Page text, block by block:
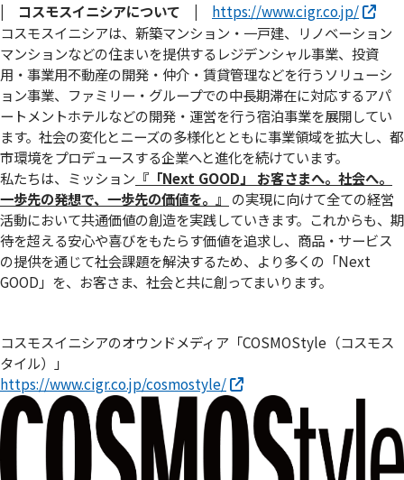
| コスモスイニシアについて |
https://www.cigr.co.jp/
コスモスイニシアは、新築マンション・一戸建、リノベーション
マンションなどの住まいを提供するレジデンシャル事業、投資
用・事業用不動産の開発・仲介・賃貸管理などを行うソリューシ
ョン事業、ファミリー・グループでの中長期滞在に対応するアパ
ートメントホテルなどの開発・運営を行う宿泊事業を展開してい
ます。社会の変化とニーズの多様化とともに事業領域を拡大し、都
市環境をプロデュースする企業へと進化を続けています。
私たちは、ミッション 『「Next GOOD」 お客さまへ。社会へ。
⼀歩先の発想で、⼀歩先の価値を。』 の実現に向けて全ての経営
活動において共通価値の創造を実践していきます。これからも、期
待を超える安心や喜びをもたらす価値を追求し、商品・サービス
の提供を通じて社会課題を解決するため、より多くの「Next
GOOD」を、お客さま、社会と共に創ってまいります。
コスモスイニシアのオウンドメディア「COSMOStyle（コスモス
タイル）」
https://www.cigr.co.jp/cosmostyle/